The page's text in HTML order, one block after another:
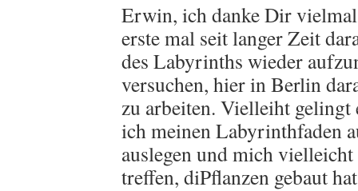
Erwin, ich danke Dir
erste mal seit langer Zeit
des Labyrinths wieder
versuchen, hier in Berlin
zu arbeiten. Vielleiht gelingt
ich meinen Labyrinthfaden
auslegen und mich
treffen, diPflanzen gebaut